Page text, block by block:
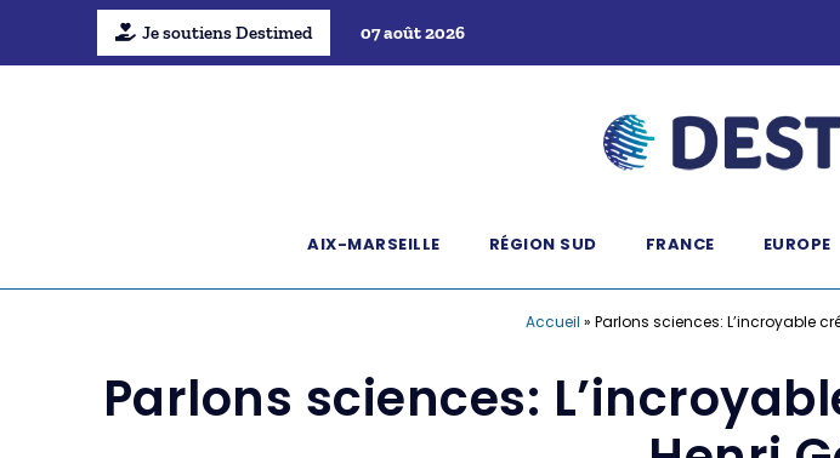
Je soutiens Destimed 07 août 2026
AIX-MARSEILLE RÉGION SUD FRANCE EUROPE
Accueil » Parlons sciences: L’incroyable
Parlons sciences: